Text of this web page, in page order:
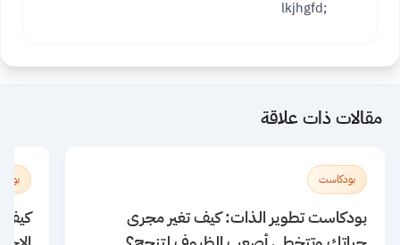
;lkjhgfd
مقالات ذات علاقة
بودكاست
بودكاست تطوير الذات: كيف تغير مجرى
كيف